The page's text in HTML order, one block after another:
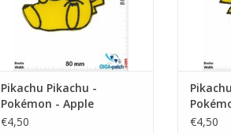
Pikachu Pikachu -
Pokémon - Apple
€4,50
€4,50